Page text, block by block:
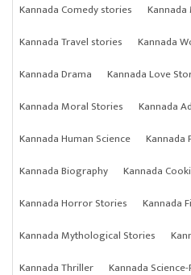
Kannada Comedy stories
Kannada Travel stories
Kannada
Kannada Drama
Kannada Love
Kannada Moral Stories
Kannada
Kannada Human Science
Kannada
Kannada Biography
Kannada
Kannada Horror Stories
Kannada
Kannada Mythological Stories
Kannada Thriller
Kannada